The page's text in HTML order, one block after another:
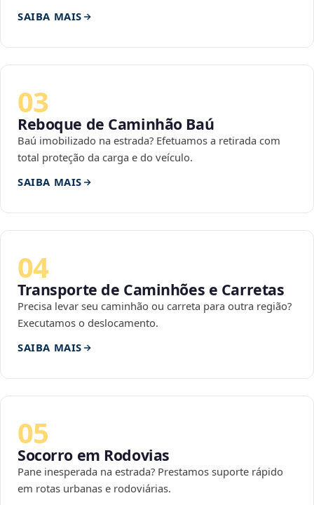
SAIBA MAIS
03
Reboque de Caminhão Baú
Baú imobilizado na estrada? Efetuamos a retirada com
total proteção da carga e do veículo.
SAIBA MAIS
04
Transporte de Caminhões e Carretas
Precisa levar seu caminhão ou carreta para outra região?
Executamos o deslocamento.
SAIBA MAIS
05
Socorro em Rodovias
Pane inesperada na estrada? Prestamos suporte rápido
em rotas urbanas e rodoviárias.